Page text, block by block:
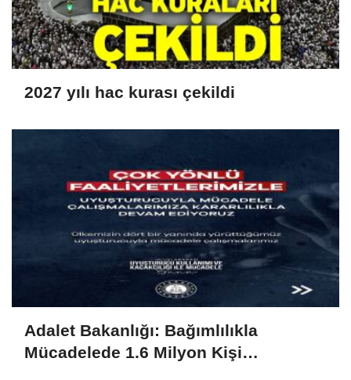
2027 yılı hac kurası çekildi
Adalet Bakanlığı: Bağımlılıkla
Mücadelede 1.6 Milyon Kişi